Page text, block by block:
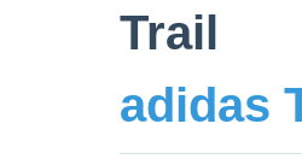
Trail
adidas